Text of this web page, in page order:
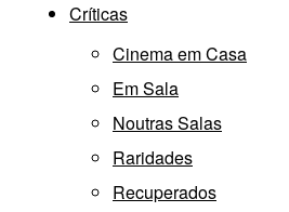
Críticas
Cinema em Casa
Em Sala
Noutras Salas
Raridades
Recuperados